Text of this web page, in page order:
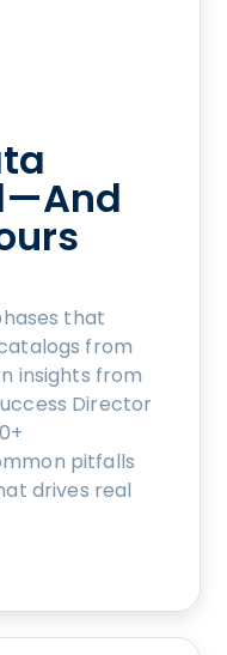
that
from
insights from
Director
pitfalls
drives real